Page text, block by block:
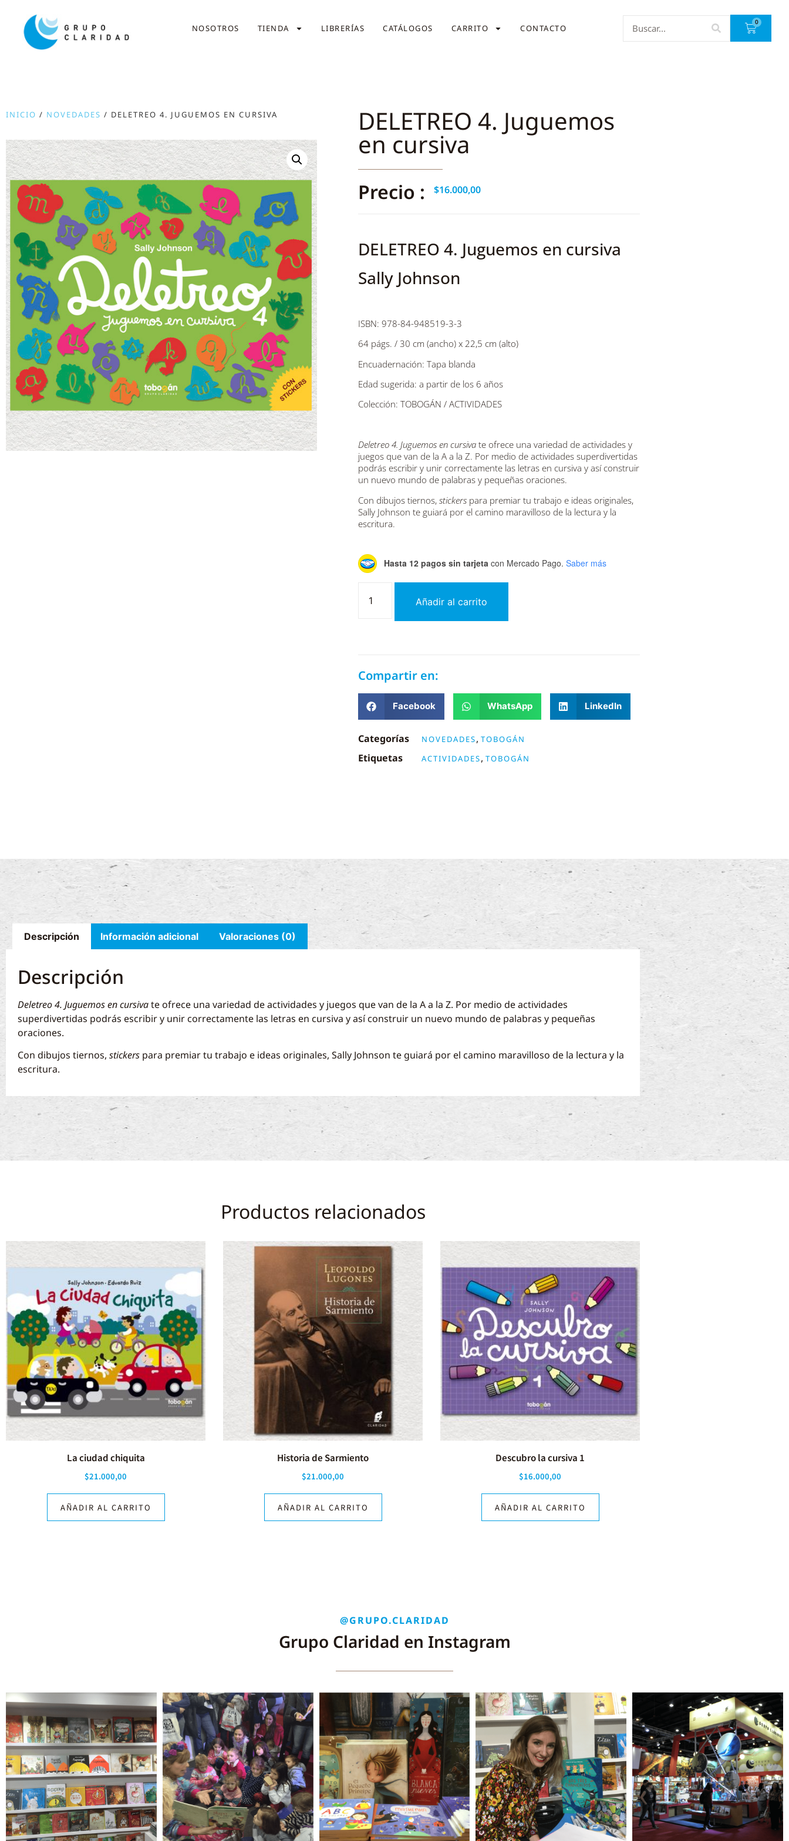
NOSOTROS TIENDA LIBRERÍAS CATÁLOGOS CARRITO CONTACTO
0
INICIO / NOVEDADES / DELETREO 4. JUGUEMOS EN CURSIVA DELETREO 4. Juguemos
en cursiva
Precio : $16.000,00
DELETREO 4. Juguemos en cursiva
Sally Johnson
ISBN: 978-84-948519-3-3
64 págs. / 30 cm (ancho) x 22,5 cm (alto)
Encuadernación: Tapa blanda
Edad sugerida: a partir de los 6 años
Colección: TOBOGÁN / ACTIVIDADES
Deletreo 4. Juguemos en cursiva te ofrece una variedad de actividades y
juegos que van de la A a la Z. Por medio de actividades superdivertidas
podrás escribir y unir correctamente las letras en cursiva y así construir
un nuevo mundo de palabras y pequeñas oraciones.
Con dibujos tiernos, stickers para premiar tu trabajo e ideas originales,
Sally Johnson te guiará por el camino maravilloso de la lectura y la
escritura.
Hasta 12 pagos sin tarjeta con Mercado Pago. Saber más
Añadir al carrito
Compartir en:
Facebook WhatsApp LinkedIn
Categorías NOVEDADES, TOBOGÁN
Etiquetas ACTIVIDADES, TOBOGÁN
Descripción Información adicional Valoraciones (0)
Descripción
Deletreo 4. Juguemos en cursivate ofrece una variedad de actividades y juegos que van de la A a la Z. Por medio de actividades
superdivertidas podrás escribir y unir correctamente las letras en cursiva y así construir un nuevo mundo de palabras y pequeñas
oraciones.
Con dibujos tiernos, stickers para premiar tu trabajo e ideas originales, Sally Johnson te guiará por el camino maravilloso de la lectura y la
escritura.
Productos relacionados
La ciudad chiquita
$21.000,00
AÑADIR AL CARRITO
Historia de Sarmiento
$21.000,00
AÑADIR AL CARRITO
Descubro la cursiva 1
$16.000,00
AÑADIR AL CARRITO
@GRUPO.CLARIDAD
Grupo Claridad en Instagram